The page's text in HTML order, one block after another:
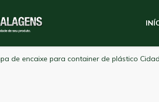
de encaixe para container de plástico